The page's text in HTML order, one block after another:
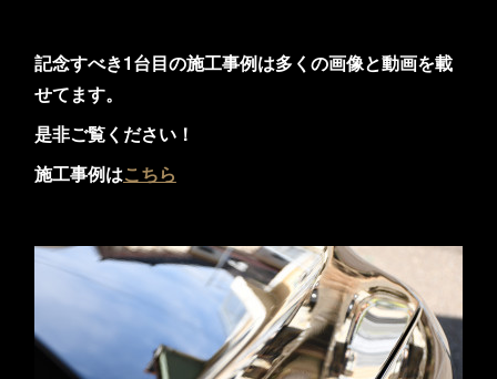
記念すべき1台目の施工事例は多くの画像と動画を載
せてます。
是非ご覧ください！
施工事例はこちら